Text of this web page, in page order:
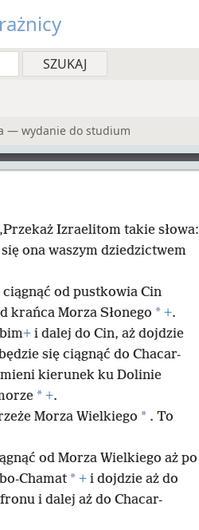
— wydanie do studium
Izraelitom takie słowa:
ona waszym dziedzictwem
ciągnąć od pustkowia Cin
krańca Morza Słonego * +.
+ i dalej do Cin, aż dojdzie
się ciągnąć do Chacar-
kierunek ku Dolinie
* +.
Morza Wielkiego * . To
od Morza Wielkiego aż po
Chamat * + i dojdzie aż do
i dalej aż do Chacar-